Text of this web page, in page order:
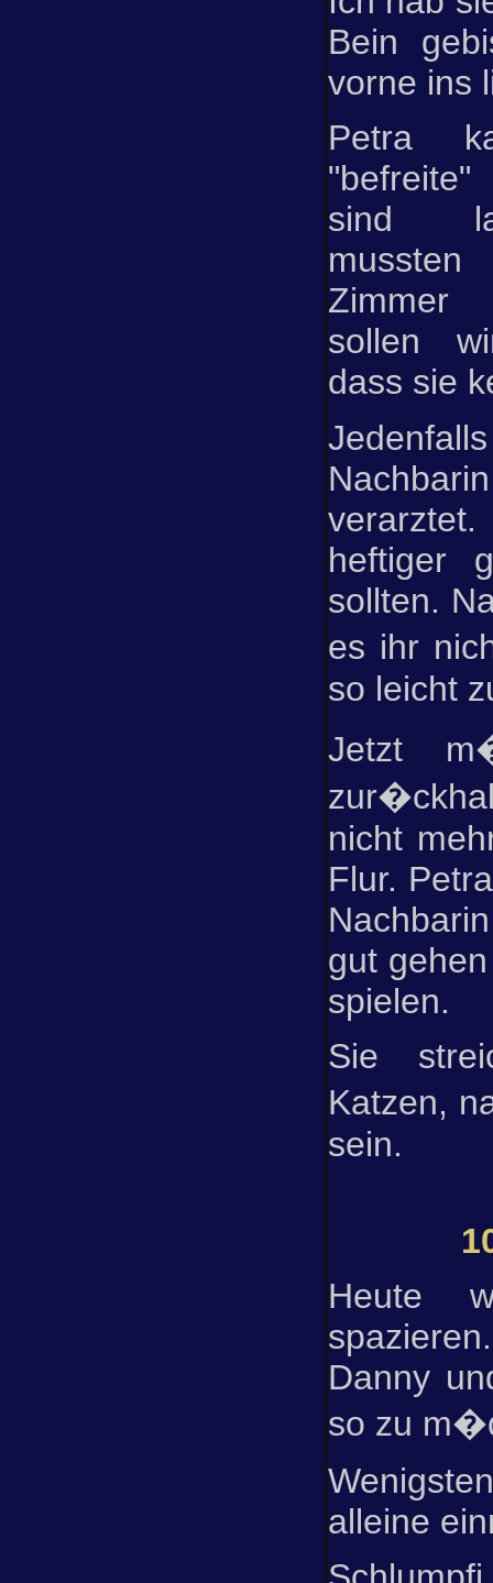
Bein
vorne ins
Petra
sind
Zimmer
sollen
dass sie
heftiger
sollten.
es ihr
so leicht
Jetzt
nicht
Flur.
gut
spielen.
Sie
Katzen,
sein.
Heute
Danny
so zu
alleine